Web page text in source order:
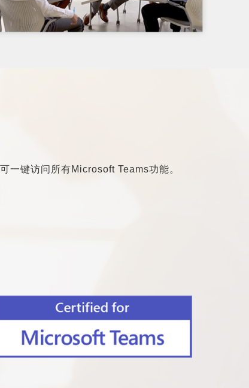
一键访问所有Microsoft Teams功能。